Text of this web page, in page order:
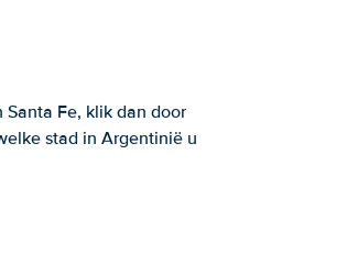
Fe, klik dan door
stad in Argentinië u